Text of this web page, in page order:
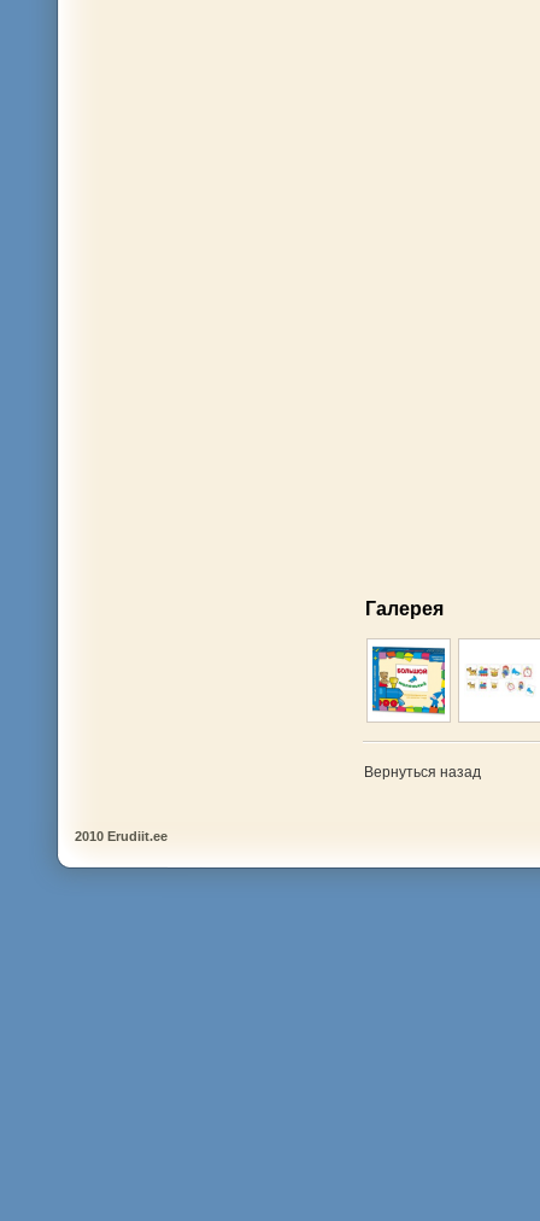
Галерея
Вернуться назад
2010 Erudiit.ee